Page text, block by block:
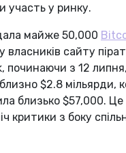
участь у ринку.
майже 50,000
власників сайту
починаючи з 12 липня,
$2.8 мільярди,
близько $57,000. Це
критики з боку